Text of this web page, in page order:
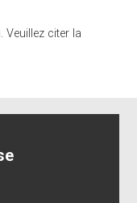
citer la